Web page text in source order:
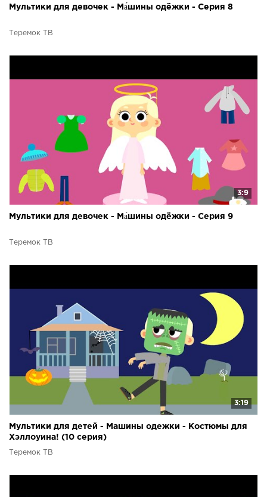
Мультики для девочек - Ма́шины одёжки - Серия 8
Теремок ТВ
3:9
Мультики для девочек - Ма́шины одёжки - Серия 9
Теремок ТВ
3:19
Мультики для детей - Машины одежки - Костюмы для
Хэллоуина! (10 серия)
Теремок ТВ